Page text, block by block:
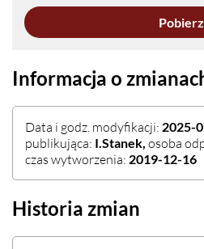
Pobierz
Informacja o
Data i godz. modyfikacji: 2025-
publikująca: I.Stanek, osoba
czas wytworzenia: 2019-12-16
Historia zmian